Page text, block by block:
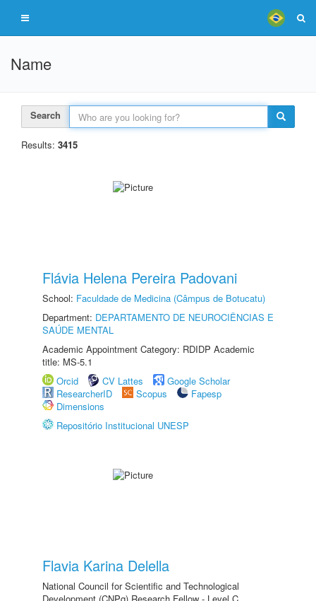
Name
Search
Results: 3415
Flávia Helena Pereira Padovani
School: Faculdade de Medicina (Câmpus de Botucatu)
Department: DEPARTAMENTO DE NEUROCIÊNCIAS E
SAÚDE MENTAL
Academic Appointment Category: RDIDP Academic
title: MS-5.1
Orcid
CV Lattes
Google Scholar
ResearcherID
Scopus
Fapesp
Dimensions
Repositório Institucional UNESP
Flavia Karina Delella
National Council for Scientific and Technological